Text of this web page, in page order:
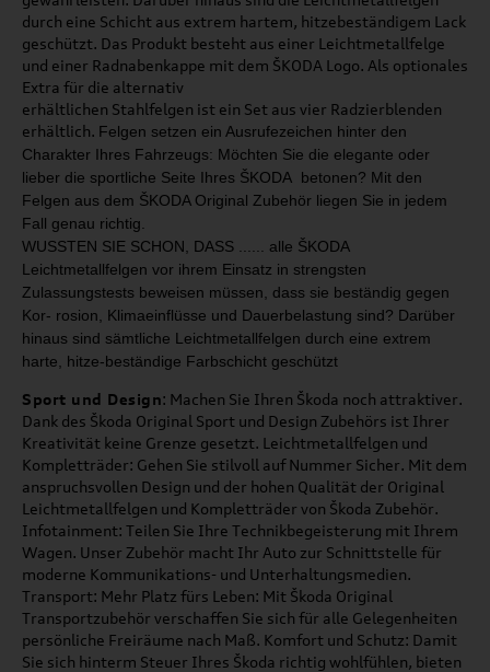
durch eine Schicht aus extrem hartem, hitzebeständigem Lack
geschützt. Das Produkt besteht aus einer Leichtmetallfelge
und einer Radnabenkappe mit dem ŠKODA Logo. Als optionales
Extra für die alternativ
erhältlichen Stahlfelgen ist ein Set aus vier Radzierblenden
erhältlich. Felgen setzen ein Ausrufezeichen hinter den
Charakter Ihres Fahrzeugs: Möchten Sie die elegante oder
lieber die sportliche Seite Ihres ŠKODA betonen? Mit den
Felgen aus dem ŠKODA Original Zubehör liegen Sie in jedem
Fall genau richtig.
WUSSTEN SIE SCHON, DASS ...
... alle ŠKODA
Leichtmetallfelgen vor ihrem Einsatz in strengsten
Zulassungstests beweisen müssen, dass sie beständig gegen
Kor- rosion, Klimaeinflüsse und Dauer­belastung sind? Darüber
hinaus sind sämtliche Leichtmetallfelgen durch eine extrem
harte, hitze-beständige Farbschicht geschützt
Sport und Design: Machen Sie Ihren Škoda noch attraktiver.
Dank des Škoda Original Sport und Design Zubehörs ist Ihrer
Kreativität keine Grenze gesetzt. Leichtmetallfelgen und
Kompletträder: Gehen Sie stilvoll auf Nummer Sicher. Mit dem
anspruchsvollen Design und der hohen Qualität der Original
Leichtmetallfelgen und Kompletträder von Škoda Zubehör.
Infotainment: Teilen Sie Ihre Technikbegeisterung mit Ihrem
Wagen. Unser Zubehör macht Ihr Auto zur Schnittstelle für
moderne Kommunikations- und Unterhaltungsmedien.
Transport: Mehr Platz fürs Leben: Mit Škoda Original
Transportzubehör verschaffen Sie sich für alle Gelegenheiten
persönliche Freiräume nach Maß. Komfort und Schutz: Damit
Sie sich hinterm Steuer Ihres Škoda richtig wohlfühlen, bieten